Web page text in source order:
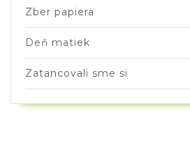
Zber papiera
Deň matiek
Zatancovali sme si